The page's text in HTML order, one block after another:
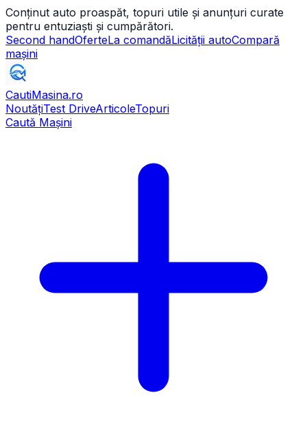
Conținut auto proaspăt, topuri utile și anunțuri curate
pentru entuziaști și cumpărători.
Second handOferteLa comandăLicității autoCompară
mașini
CautiMasina.ro
NoutățiTest DriveArticoleTopuri
Caută Mașini